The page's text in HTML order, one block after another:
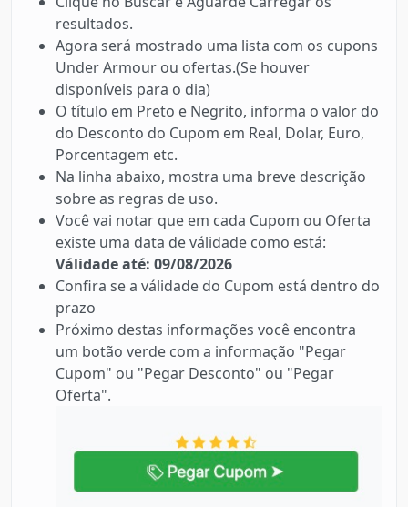
resultados.
Agora será mostrado uma lista com os cupons
Under Armour ou ofertas.(Se houver
disponíveis para o dia)
O título em Preto e Negrito, informa o valor do
do Desconto do Cupom em Real, Dolar, Euro,
Porcentagem etc.
Na linha abaixo, mostra uma breve descrição
sobre as regras de uso.
Você vai notar que em cada Cupom ou Oferta
existe uma data de válidade como está:
Válidade até: 09/08/2026
Confira se a válidade do Cupom está dentro do
prazo
Próximo destas informações você encontra
um botão verde com a informação "Pegar
Cupom" ou "Pegar Desconto" ou "Pegar
Oferta".